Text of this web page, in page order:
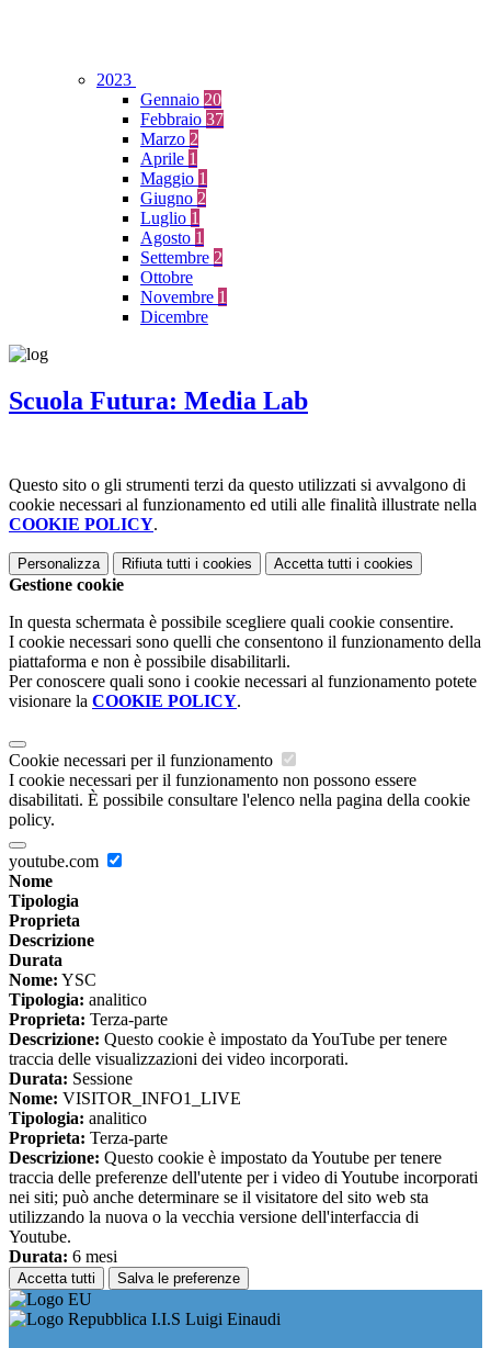
2023
Gennaio 20
Febbraio 37
Marzo 2
Aprile 1
Maggio 1
Giugno 2
Luglio 1
Agosto 1
Settembre 2
Ottobre
Novembre 1
Dicembre
Scuola Futura: Media Lab
Questo sito o gli strumenti terzi da questo utilizzati si avvalgono di
cookie necessari al funzionamento ed utili alle finalità illustrate nella
COOKIE POLICY.
Personalizza Rifiuta tutti i cookies Accetta tutti i cookies
Gestione cookie
In questa schermata è possibile scegliere quali cookie consentire.
I cookie necessari sono quelli che consentono il funzionamento della
piattaforma e non è possibile disabilitarli.
Per conoscere quali sono i cookie necessari al funzionamento potete
visionare la COOKIE POLICY.
Cookie necessari per il funzionamento
I cookie necessari per il funzionamento non possono essere
disabilitati. È possibile consultare l'elenco nella pagina della cookie
policy.
youtube.com
Nome
Tipologia
Proprieta
Descrizione
Durata
Nome: YSC
Tipologia: analitico
Proprieta: Terza-parte
Descrizione: Questo cookie è impostato da YouTube per tenere
traccia delle visualizzazioni dei video incorporati.
Durata: Sessione
Nome: VISITOR_INFO1_LIVE
Tipologia: analitico
Proprieta: Terza-parte
Descrizione: Questo cookie è impostato da Youtube per tenere
traccia delle preferenze dell'utente per i video di Youtube incorporati
nei siti; può anche determinare se il visitatore del sito web sta
utilizzando la nuova o la vecchia versione dell'interfaccia di
Youtube.
Durata: 6 mesi
Accetta tutti Salva le preferenze
I.I.S Luigi Einaudi